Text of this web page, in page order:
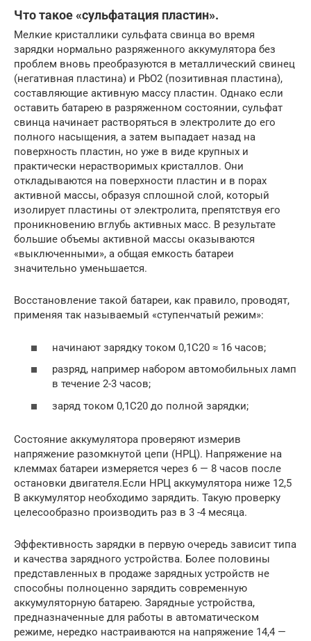
Что такое «сульфатация пластин».
Мелкие кристаллики сульфата свинца во время
зарядки нормально разряженного аккумулятора без
проблем вновь преобразуются в металлический свинец
(негативная пластина) и PbO2 (позитивная пластина),
составляющие активную массу пластин. Однако если
оставить батарею в разряженном состоянии, сульфат
свинца начинает растворяться в электролите до его
полного насыщения, а затем выпадает назад на
поверхность пластин, но уже в виде крупных и
практически нерастворимых кристаллов. Они
откладываются на поверхности пластин и в порах
активной массы, образуя сплошной слой, который
изолирует пластины от электролита, препятствуя его
проникновению вглубь активных масс. В результате
большие объемы активной массы оказываются
«выключенными», а общая емкость батареи
значительно уменьшается.
Восстановление такой батареи, как правило, проводят,
применяя так называемый «ступенчатый режим»:
начинают зарядку током 0,1C20 ≈ 16 часов;
разряд, например набором автомобильных ламп
в течение 2-3 часов;
заряд током 0,1C20 до полной зарядки;
Состояние аккумулятора проверяют измерив
напряжение разомкнутой цепи (НРЦ). Напряжение на
клеммах батареи измеряется через 6 — 8 часов после
остановки двигателя.Если НРЦ аккумулятора ниже 12,5
В аккумулятор необходимо зарядить. Такую проверку
целесообразно производить раз в 3 -4 месяца.
Эффективность зарядки в первую очередь зависит типа
и качества зарядного устройства. Более половины
представленных в продаже зарядных устройств не
способны полноценно зарядить современную
аккумуляторную батарею. Зарядные устройства,
предназначенные для работы в автоматическом
режиме, нередко настраиваются на напряжение 14,4 —